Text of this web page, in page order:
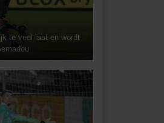
te veel last en wordt